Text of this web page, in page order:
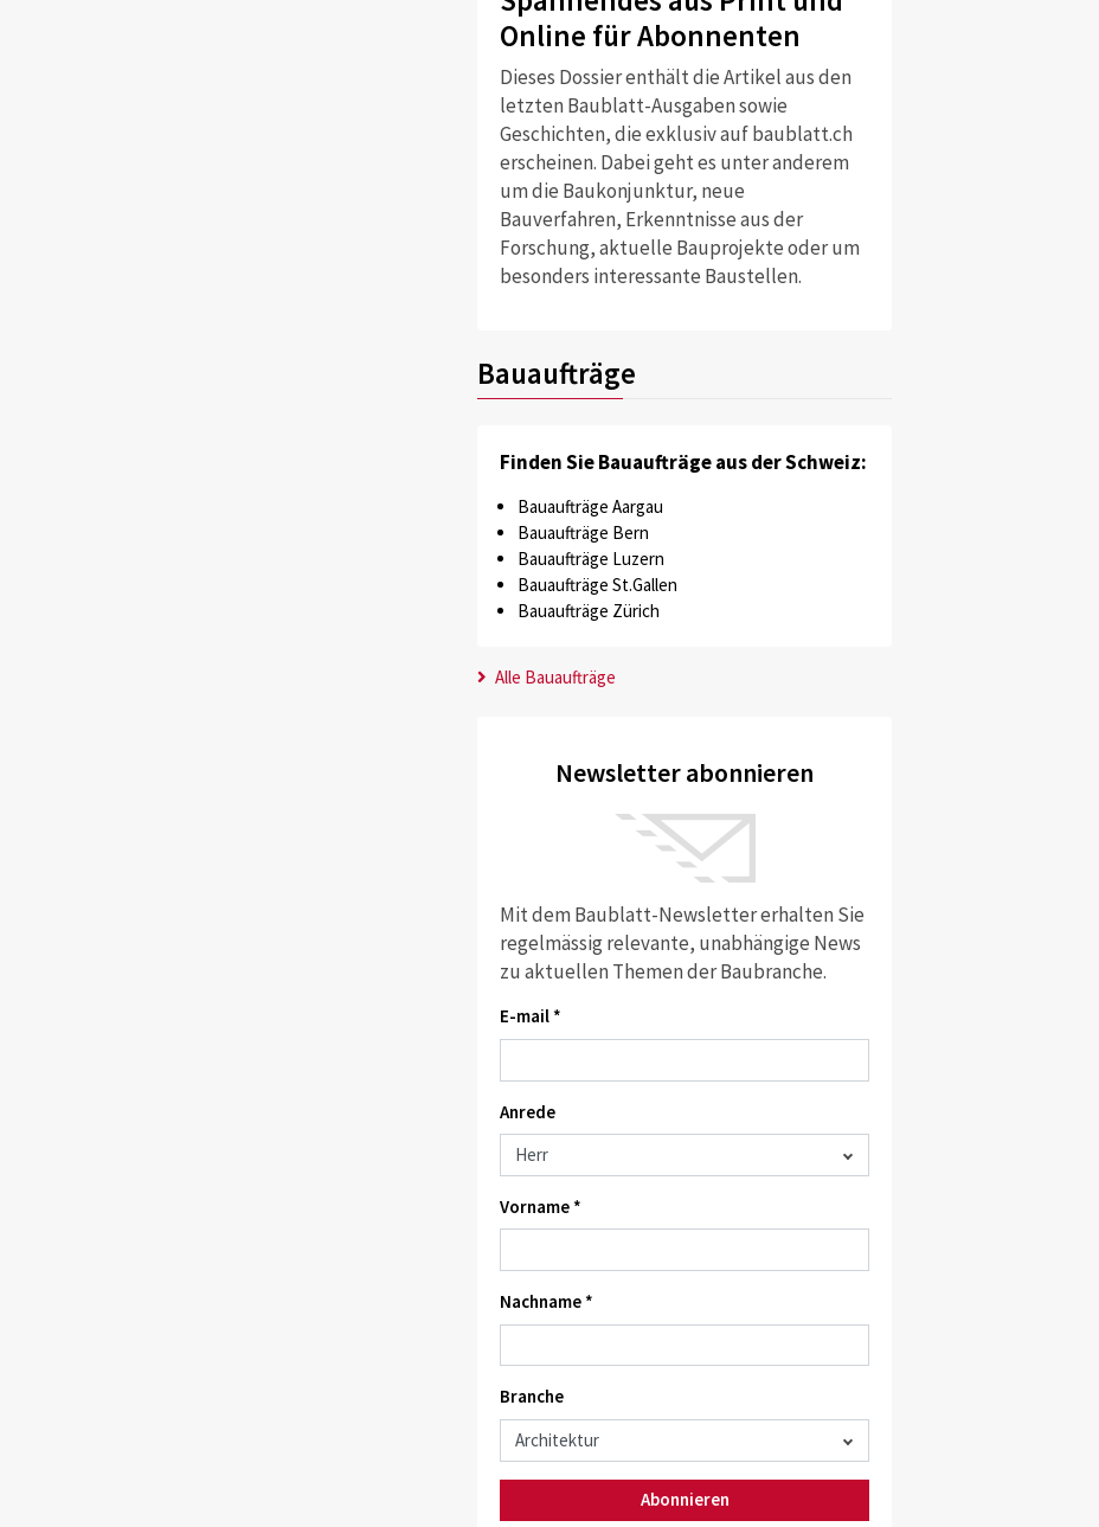
Online für Abonnenten
Dieses Dossier enthält die Artikel aus den
letzten Baublatt-Ausgaben sowie
Geschichten, die exklusiv auf baublatt.ch
erscheinen. Dabei geht es unter anderem
um die Baukonjunktur, neue
Bauverfahren, Erkenntnisse aus der
Forschung, aktuelle Bauprojekte oder um
besonders interessante Baustellen.
Bauaufträge
Finden Sie Bauaufträge aus der Schweiz:
Bauaufträge Aargau
Bauaufträge Bern
Bauaufträge Luzern
Bauaufträge St.Gallen
Bauaufträge Zürich
Alle Bauaufträge
Newsletter abonnieren
Mit dem Baublatt-Newsletter erhalten Sie
regelmässig relevante, unabhängige News
zu aktuellen Themen der Baubranche.
E-mail *
Anrede
Vorname *
Nachname *
Branche
Abonnieren